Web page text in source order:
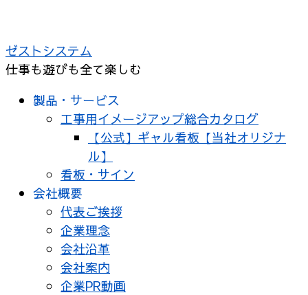
テ
ン
ゼストシステム
仕事も遊びも全て楽しむ
製品・サービス
工事用イメージアップ総合カタログ
【公式】ギャル看板【当社オリジナ
ル】
看板・サイン
会社概要
代表ご挨拶
企業理念
会社沿革
会社案内
企業PR動画